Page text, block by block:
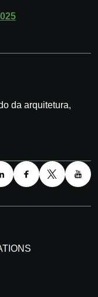
da arquitetura,